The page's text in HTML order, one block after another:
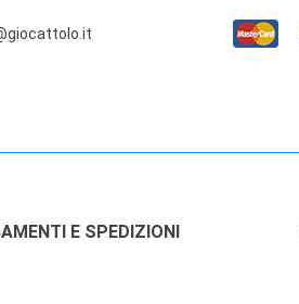
E SPEDIZIONI